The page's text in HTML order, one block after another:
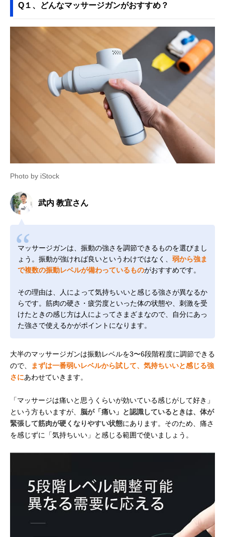
Q１、どんなマッサージガンがおすすめ？
Photo by iStock
武内 教宜さん
マッサージガンは、振動の強さを調節できるものを選びまし
ょう。振動が強ければ良いというわけではなく、 弱から強ま
で複数の振動レベルが備わっているものがおすすめです。
その理由は、人によって気持ちいいと感じる強さが異なるか
らです。筋肉の硬さ・疲労度といった体の状態や、刺激を受
けたときの感じ方は人によってさまざまなので、自分にあっ
た強さで使えるかがポイントになります。
大半のマッサージガンは振動レベルを3〜6段階程度に調節できる
ので、
まずは一番弱いレベルから試して、気持ちいいと感じる強
さにあわせていきます。
「マッサージは痛いと思うくらいが効いている感じがして好き」
という方もいますが、 脳が「痛い」と認識しているときは、体が
緊張して筋肉が硬くなりやすい状態にあります。そのため、痛さ
を感じずに「気持ちいい」と感じる範囲で使いましょう。